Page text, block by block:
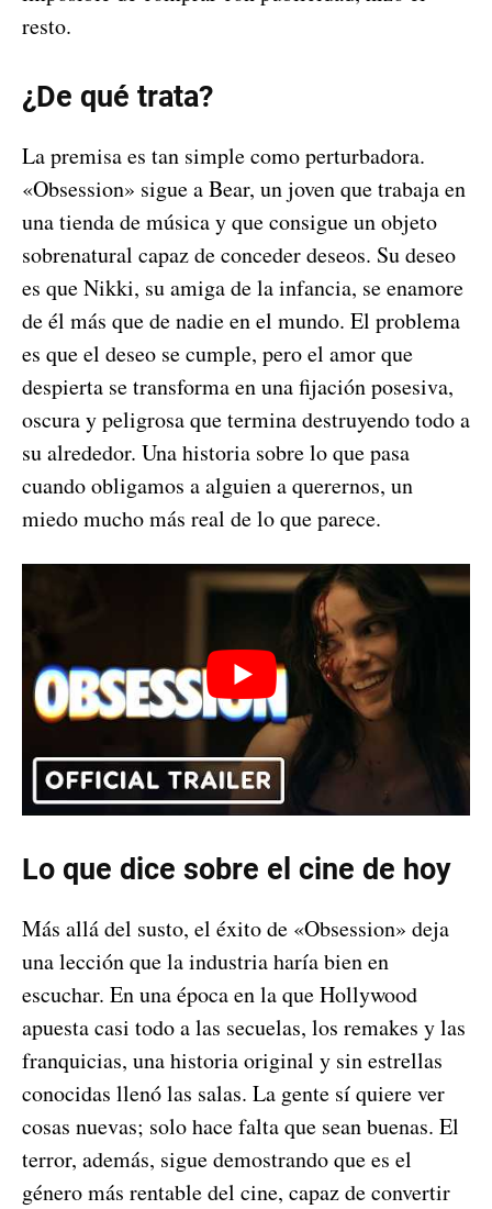
resto.
¿De qué trata?
La premisa es tan simple como perturbadora.
«Obsession» sigue a Bear, un joven que trabaja en
una tienda de música y que consigue un objeto
sobrenatural capaz de conceder deseos. Su deseo
es que Nikki, su amiga de la infancia, se enamore
de él más que de nadie en el mundo. El problema
es que el deseo se cumple, pero el amor que
despierta se transforma en una fijación posesiva,
oscura y peligrosa que termina destruyendo todo a
su alrededor. Una historia sobre lo que pasa
cuando obligamos a alguien a querernos, un
miedo mucho más real de lo que parece.
Lo que dice sobre el cine de hoy
Más allá del susto, el éxito de «Obsession» deja
una lección que la industria haría bien en
escuchar. En una época en la que Hollywood
apuesta casi todo a las secuelas, los remakes y las
franquicias, una historia original y sin estrellas
conocidas llenó las salas. La gente sí quiere ver
cosas nuevas; solo hace falta que sean buenas. El
terror, además, sigue demostrando que es el
género más rentable del cine, capaz de convertir